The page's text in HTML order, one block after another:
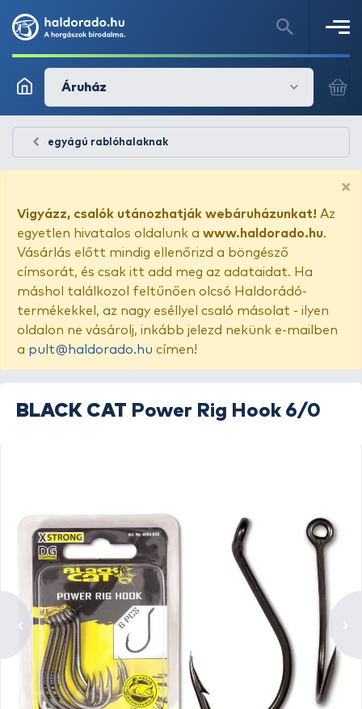
Áruház
egyágú rablóhalaknak
×
Vigyázz, csalók utánozhatják webáruházunkat! Az
egyetlen hivatalos oldalunk a www.haldorado.hu.
Vásárlás előtt mindig ellenőrizd a böngésző
címsorát, és csak itt add meg az adataidat. Ha
máshol találkozol feltűnően olcsó Haldorádó-
termékekkel, az nagy eséllyel csaló másolat - ilyen
oldalon ne vásárolj, inkább jelezd nekünk e-mailben
a pult@haldorado.hu címen!
BLACK CAT Power Rig Hook 6/0